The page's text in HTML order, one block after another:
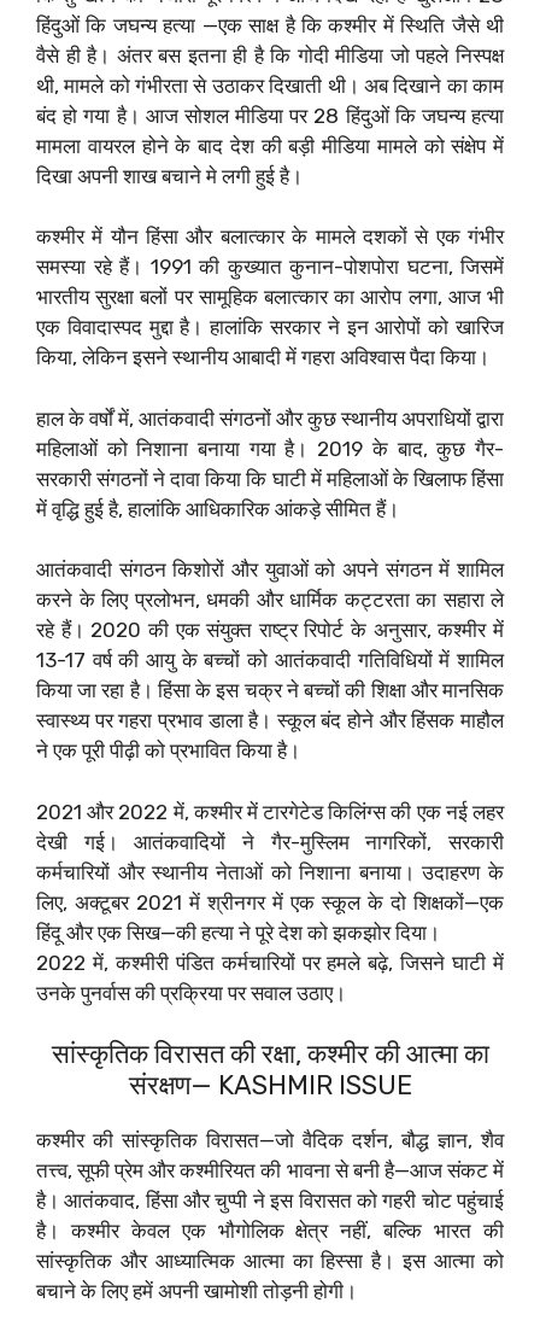
हिंदुओं कि जघन्य हत्या —एक साक्ष है कि कश्मीर में स्थिति जैसे थी
वैसे ही है। अंतर बस इतना ही है कि गोदी मीडिया जो पहले निस्पक्ष
थी, मामले को गंभीरता से उठाकर दिखाती थी। अब दिखाने का काम
बंद हो गया है। आज सोशल मीडिया पर 28 हिंदुओं कि जघन्य हत्या
मामला वायरल होने के बाद देश की बड़ी मीडिया मामले को संक्षेप में
दिखा अपनी शाख बचाने मे लगी हुई है।
कश्मीर में यौन हिंसा और बलात्कार के मामले दशकों से एक गंभीर
समस्या रहे हैं। 1991 की कुख्यात कुनान-पोशपोरा घटना, जिसमें
भारतीय सुरक्षा बलों पर सामूहिक बलात्कार का आरोप लगा, आज भी
एक विवादास्पद मुद्दा है। हालांकि सरकार ने इन आरोपों को खारिज
किया, लेकिन इसने स्थानीय आबादी में गहरा अविश्वास पैदा किया।
हाल के वर्षों में, आतंकवादी संगठनों और कुछ स्थानीय अपराधियों द्वारा
महिलाओं को निशाना बनाया गया है। 2019 के बाद, कुछ गैर-
सरकारी संगठनों ने दावा किया कि घाटी में महिलाओं के खिलाफ हिंसा
में वृद्धि हुई है, हालांकि आधिकारिक आंकड़े सीमित हैं।
आतंकवादी संगठन किशोरों और युवाओं को अपने संगठन में शामिल
करने के लिए प्रलोभन, धमकी और धार्मिक कट्टरता का सहारा ले
रहे हैं। 2020 की एक संयुक्त राष्ट्र रिपोर्ट के अनुसार, कश्मीर में
13-17 वर्ष की आयु के बच्चों को आतंकवादी गतिविधियों में शामिल
किया जा रहा है। हिंसा के इस चक्र ने बच्चों की शिक्षा और मानसिक
स्वास्थ्य पर गहरा प्रभाव डाला है। स्कूल बंद होने और हिंसक माहौल
ने एक पूरी पीढ़ी को प्रभावित किया है।
2021 और 2022 में, कश्मीर में टारगेटेड किलिंग्स की एक नई लहर
देखी गई। आतंकवादियों ने गैर-मुस्लिम नागरिकों, सरकारी
कर्मचारियों और स्थानीय नेताओं को निशाना बनाया। उदाहरण के
लिए, अक्टूबर 2021 में श्रीनगर में एक स्कूल के दो शिक्षकों—एक
हिंदू और एक सिख—की हत्या ने पूरे देश को झकझोर दिया।
2022 में, कश्मीरी पंडित कर्मचारियों पर हमले बढ़े, जिसने घाटी में
उनके पुनर्वास की प्रक्रिया पर सवाल उठाए।
सांस्कृतिक विरासत की रक्षा, कश्मीर की आत्मा का
संरक्षण— KASHMIR ISSUE
कश्मीर की सांस्कृतिक विरासत—जो वैदिक दर्शन, बौद्ध ज्ञान, शैव
तत्त्व, सूफी प्रेम और कश्मीरियत की भावना से बनी है—आज संकट में
है। आतंकवाद, हिंसा और चुप्पी ने इस विरासत को गहरी चोट पहुंचाई
है। कश्मीर केवल एक भौगोलिक क्षेत्र नहीं, बल्कि भारत की
सांस्कृतिक और आध्यात्मिक आत्मा का हिस्सा है। इस आत्मा को
बचाने के लिए हमें अपनी खामोशी तोड़नी होगी।